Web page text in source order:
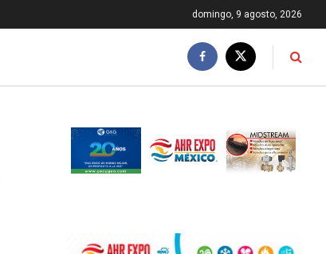
domingo, 9 agosto, 2026